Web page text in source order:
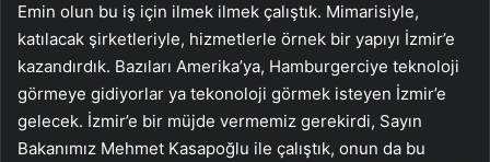
Emin olun bu iş için ilmek ilmek çalıştık. Mimarisiyle,
katılacak şirketleriyle, hizmetlerle örnek bir yapıyı İzmir’e
kazandırdık. Bazıları Amerika’ya, Hamburgerciye teknoloji
görmeye gidiyorlar ya tekonoloji görmek isteyen İzmir’e
gelecek. İzmir’e bir müjde vermemiz gerekirdi, Sayın
Bakanımız Mehmet Kasapoğlu ile çalıştık, onun da bu